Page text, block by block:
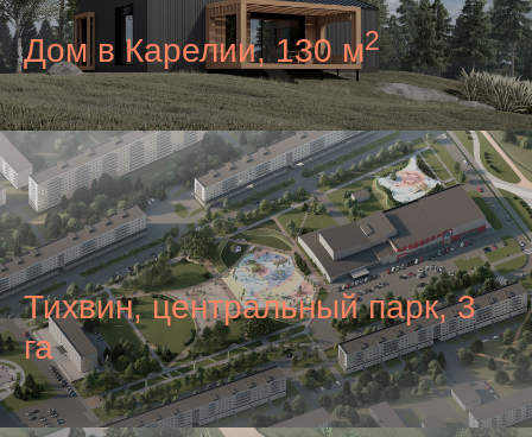
Дом в Карелии, 130 м2
Тихвин, центральный парк, 3
га